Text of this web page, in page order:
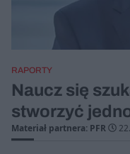
RAPORTY
Naucz się
stworzyć
Materiał partnera: PFR